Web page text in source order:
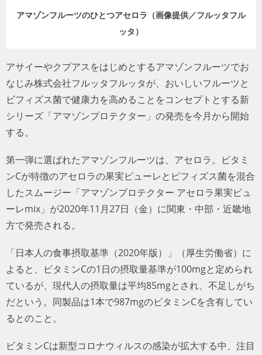
アマゾンフルーツのひとつアセロラ（画像提供／フルッタフル
ッタ）
アサイーやクプアスをはじめとするアマゾンフルーツでお
なじみ株式会社フルッタフルッタが、おいしいフルーツと
ビフィズス菌で健康力を高めることをコンセプトとする新
シリーズ「アマゾンプロテクター」の発売を今月から開始
する。
第一弾に選ばれたアマゾンフルーツは、アセロラ。ビタミ
ンCが特徴のアセロラの果実ピューレとビフィズス菌を混合
したスムージー「アマゾンプロテクター アセロラ果実ピュ
ーレmix」が2020年11月27日（金）に関東・中部・近畿地
方で発売される。
「日本人の食事摂取基準（2020年版）」（厚生労働省）に
よると、ビタミンCの1日の摂取量基準が100mgと定められ
ているが、現代人の摂取量は平均85mgとされ、不足しがち
だという。同製品は1本で987mgのビタミンCを含有してい
るとのこと。
ビタミンCは新型コロナウィルスの感染が拡大する中、注目